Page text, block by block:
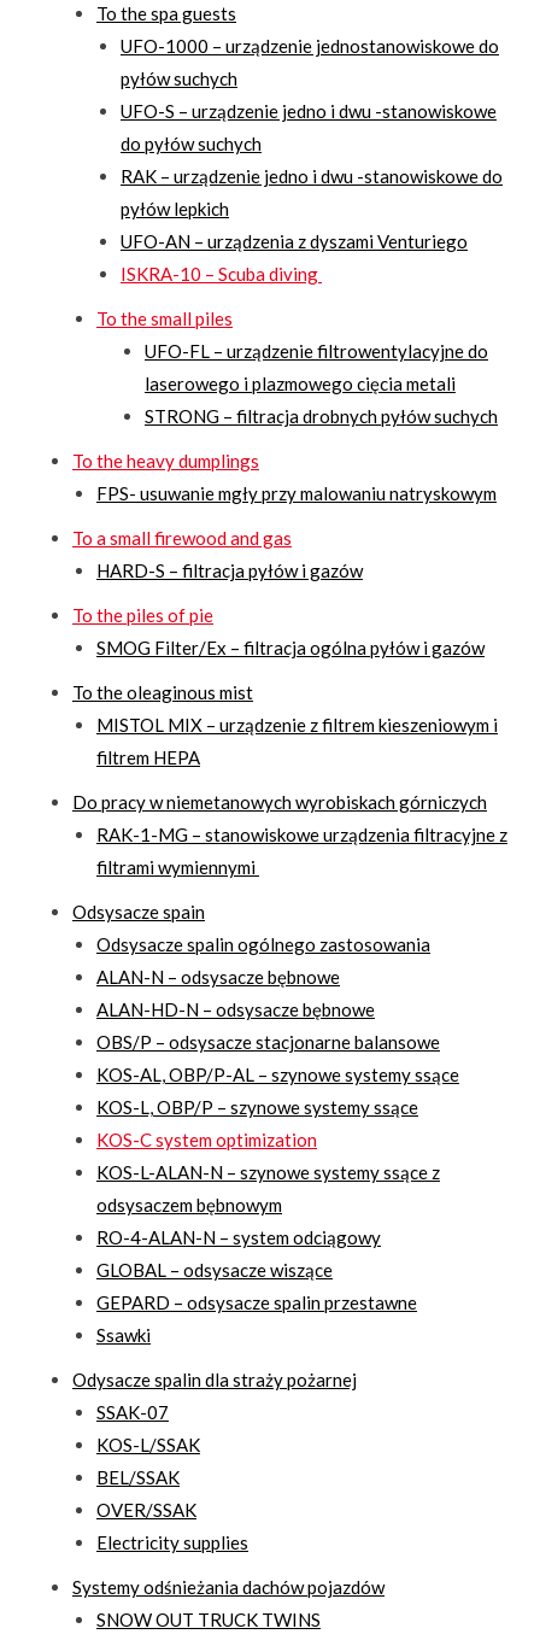
To the spa guests
UFO-1000 – urządzenie jednostanowiskowe do
pyłów suchych
UFO-S – urządzenie jedno i dwu -stanowiskowe
do pyłów suchych
RAK – urządzenie jedno i dwu -stanowiskowe do
pyłów lepkich
UFO-AN – urządzenia z dyszami Venturiego
ISKRA-10 – Scuba diving
To the small piles
UFO-FL – urządzenie filtrowentylacyjne do
laserowego i plazmowego cięcia metali
STRONG – filtracja drobnych pyłów suchych
To the heavy dumplings
FPS- usuwanie mgły przy malowaniu natryskowym
To a small firewood and gas
HARD-S – filtracja pyłów i gazów
To the piles of pie
SMOG Filter/Ex – filtracja ogólna pyłów i gazów
To the oleaginous mist
MISTOL MIX – urządzenie z filtrem kieszeniowym i
filtrem HEPA
Do pracy w niemetanowych wyrobiskach górniczych
RAK-1-MG – stanowiskowe urządzenia filtracyjne z
filtrami wymiennymi
Odsysacze spain
Odsysacze spalin ogólnego zastosowania
ALAN-N – odsysacze bębnowe
ALAN-HD-N – odsysacze bębnowe
OBS/P – odsysacze stacjonarne balansowe
KOS-AL, OBP/P-AL – szynowe systemy ssące
KOS-L, OBP/P – szynowe systemy ssące
KOS-C system optimization
KOS-L-ALAN-N – szynowe systemy ssące z
odsysaczem bębnowym
RO-4-ALAN-N – system odciągowy
GLOBAL – odsysacze wiszące
GEPARD – odsysacze spalin przestawne
Ssawki
Odysacze spalin dla straży pożarnej
SSAK-07
KOS-L/SSAK
BEL/SSAK
OVER/SSAK
Electricity supplies
Systemy odśnieżania dachów pojazdów
SNOW OUT TRUCK TWINS